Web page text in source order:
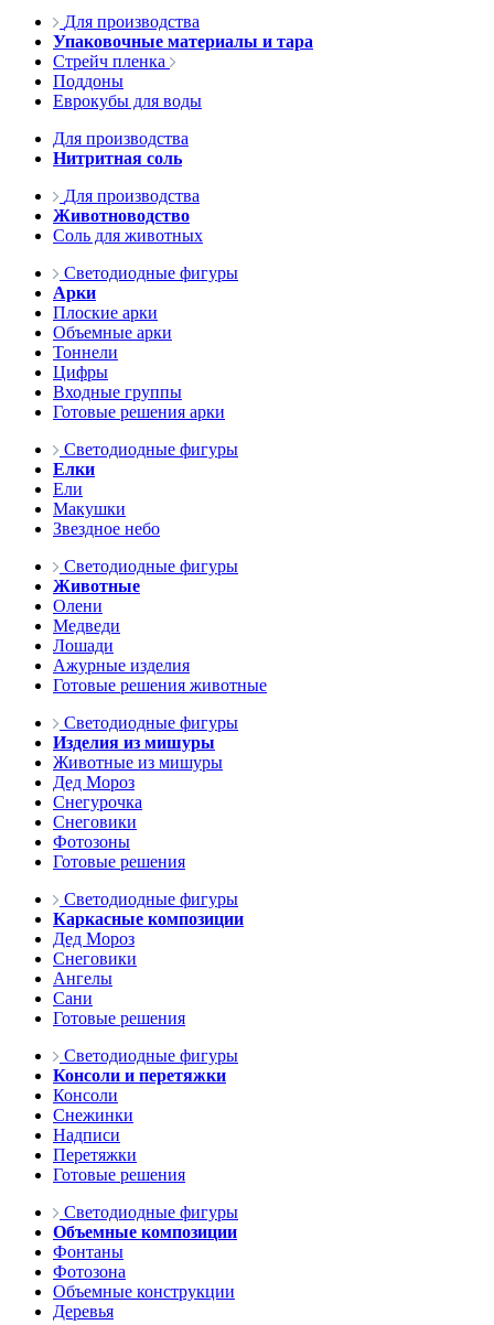
Для производства
Упаковочные материалы и тара
Стрейч пленка
Поддоны
Еврокубы для воды
Для производства
Нитритная соль
Для производства
Животноводство
Соль для животных
Светодиодные фигуры
Арки
Плоские арки
Объемные арки
Тоннели
Цифры
Входные группы
Готовые решения арки
Светодиодные фигуры
Елки
Ели
Макушки
Звездное небо
Светодиодные фигуры
Животные
Олени
Медведи
Лошади
Ажурные изделия
Готовые решения животные
Светодиодные фигуры
Изделия из мишуры
Животные из мишуры
Дед Мороз
Снегурочка
Снеговики
Фотозоны
Готовые решения
Светодиодные фигуры
Каркасные композиции
Дед Мороз
Снеговики
Ангелы
Сани
Готовые решения
Светодиодные фигуры
Консоли и перетяжки
Консоли
Снежинки
Надписи
Перетяжки
Готовые решения
Светодиодные фигуры
Объемные композиции
Фонтаны
Фотозона
Объемные конструкции
Деревья